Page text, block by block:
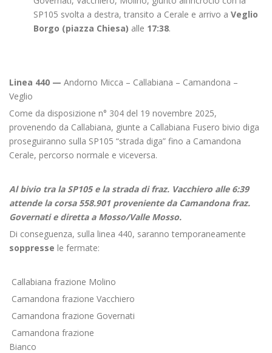
SP105 svolta a destra, transito a Cerale e arrivo a Veglio
Borgo (piazza Chiesa) alle 17:38.
Linea 440 — Andorno Micca – Callabiana – Camandona –
Veglio
Come da disposizione n° 304 del 19 novembre 2025,
provenendo da Callabiana, giunte a Callabiana Fusero bivio diga
proseguiranno sulla SP105 “strada diga” fino a Camandona
Cerale, percorso normale e viceversa.
Al bivio tra la SP105 e la strada di fraz. Vacchiero alle 6:39
attende la corsa 558.901 proveniente da Camandona fraz.
Governati e diretta a Mosso/Valle Mosso.
Di conseguenza, sulla linea 440, saranno temporaneamente
soppresse le fermate:
Callabiana frazione Molino
Camandona frazione Vacchiero
Camandona frazione Governati
Camandona frazione
Bianco